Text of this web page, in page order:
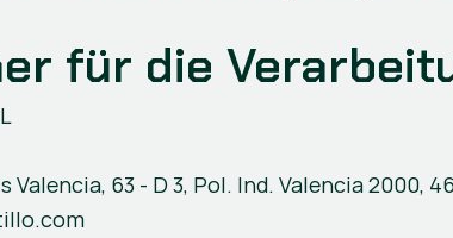
für die
Valencia, 63 - D 3, Pol. Ind. Valencia 2000,